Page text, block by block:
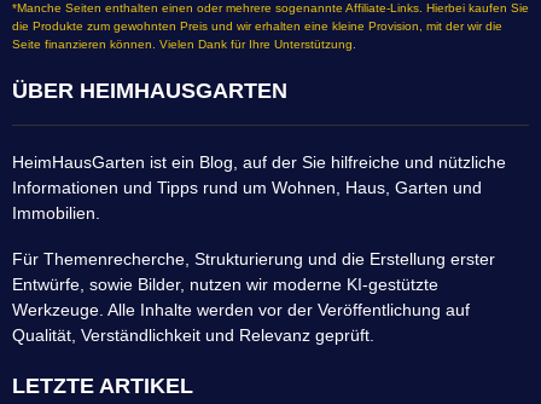
*Manche Seiten enthalten einen oder mehrere sogenannte Affiliate-Links. Hierbei kaufen Sie
die Produkte zum gewohnten Preis und wir erhalten eine kleine Provision, mit der wir die
Seite finanzieren können. Vielen Dank für Ihre Unterstützung.
ÜBER HEIMHAUSGARTEN
HeimHausGarten ist ein Blog, auf der Sie hilfreiche und nützliche
Informationen und Tipps rund um Wohnen, Haus, Garten und
Immobilien.
Für Themenrecherche, Strukturierung und die Erstellung erster
Entwürfe, sowie Bilder, nutzen wir moderne KI-gestützte
Werkzeuge. Alle Inhalte werden vor der Veröffentlichung auf
Qualität, Verständlichkeit und Relevanz geprüft.
LETZTE ARTIKEL